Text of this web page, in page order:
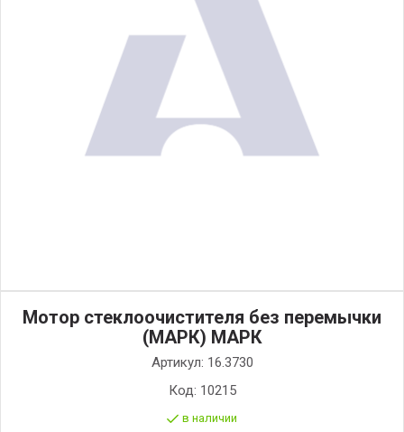
Мотор стеклоочистителя без перемычки
(МАРК) МАРК
Артикул: 16.3730
Код: 10215
в наличии